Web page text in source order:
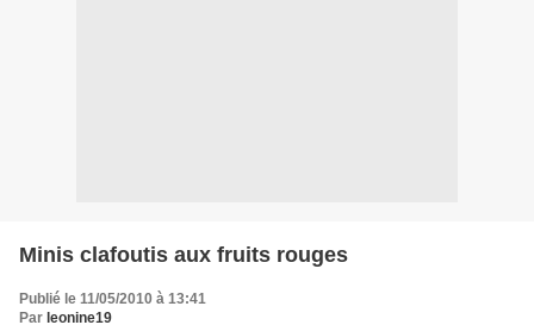
Minis clafoutis aux fruits rouges
Publié le 11/05/2010 à 13:41
Par leonine19